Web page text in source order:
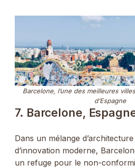
Barcelone, l’une des meilleures
d’Espagne
7. Barcelone,
Dans un mélange
d’innovation moderne,
un refuge pour le non-